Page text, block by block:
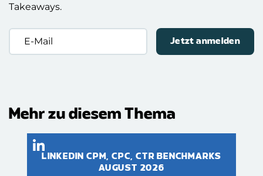
Takeaways.
E-
Mail
Mehr zu diesem Thema
LINKEDIN CPM, CPC, CTR BENCHMARKS
AUGUST 2026